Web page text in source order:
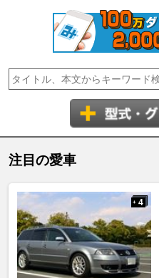
注目の愛車
+ 4